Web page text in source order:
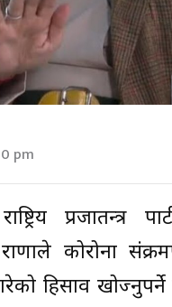
pm
प्रजातन्त्र
कोरोना
हिसाव